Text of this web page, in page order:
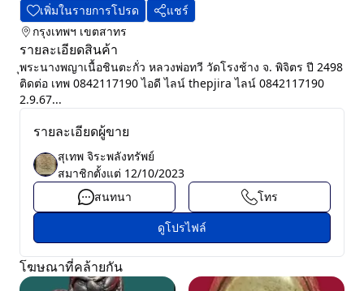
เพิ่มในรายการโปรด
แชร์
กรุงเทพฯ เขตสาทร
รายละเอียดสินค้า
ุพระนางพญาเนื้อชินตะกั่ว หลวงพ่อทวี วัดโรงช้าง จ. พิจิตร ปี 2498
ติดต่อ เทพ 0842117190 ไอดี ไลน์ thepjira ไลน์ 0842117190
2.9.67...
รายละเอียดผู้ขาย
สุเทพ จิระพลังทรัพย์
สมาชิกตั้งแต่ 12/10/2023
สนทนา
โทร
ดูโปรไฟล์
โฆษณาที่คล้ายกัน